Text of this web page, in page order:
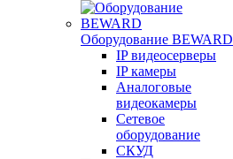
Оборудование BEWARD
IP видеосерверы
IP камеры
Аналоговые
видеокамеры
Сетевое
оборудование
СКУД